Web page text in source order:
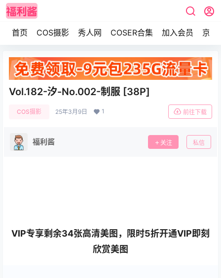
首页 COS摄影 秀人网 COSER合集 加入会员 京东
Vol.182-汐-No.002-制服 [38P]
COS摄影 25年3月9日 1 前往下载
福利酱 关注 私信
VIP专享剩余34张高清美图，限时5折开通VIP即刻
欣赏美图